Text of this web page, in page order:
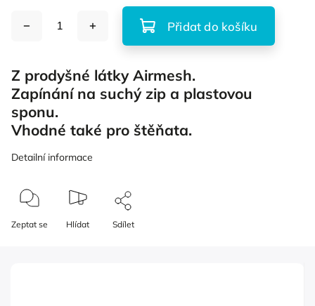
Přidat do košíku
Z prodyšné látky Airmesh.
Zapínání na suchý zip a plastovou
sponu.
Vhodné také pro štěňata.
Detailní informace
Zeptat se Hlídat Sdílet